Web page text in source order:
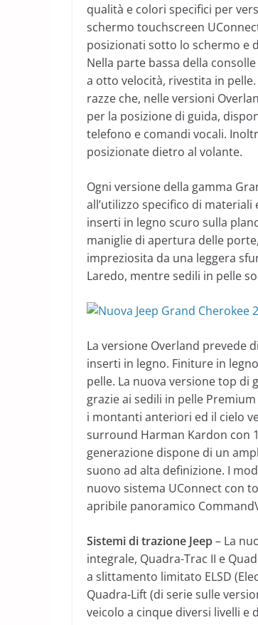
qualità e colori specifici per
schermo touchscreen
posizionati sotto lo schermo e
Nella parte bassa della
a otto velocità, rivestita in
razze che, nelle versioni
per la posizione di guida,
telefono e comandi vocali.
posizionate dietro al volante.
Ogni versione della gamma
all’utilizzo specifico di
inserti in legno scuro sulla
maniglie di apertura delle
impreziosita da una leggera
Laredo, mentre sedili in pelle
La versione Overland prevede
inserti in legno. Finiture in
pelle. La nuova versione top
grazie ai sedili in pelle
i montanti anteriori ed il cielo
surround Harman Kardon con
generazione dispone di un
suono ad alta definizione. I
nuovo sistema UConnect con
apribile panoramico
Sistemi di trazione Jeep– La
integrale, Quadra-Trac II e
a slittamento limitato ELSD
Quadra-Lift (di serie sulle
veicolo a cinque diversi livelli e